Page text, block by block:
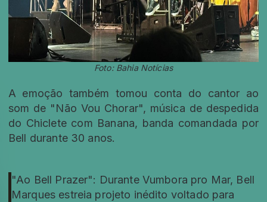
Foto: Bahia Notícias
A emoção também tomou conta do cantor ao
som de "Não Vou Chorar", música de despedida
do Chiclete com Banana, banda comandada por
Bell durante 30 anos.
"Ao Bell Prazer": Durante Vumbora pro Mar, Bell
Marques estreia projeto inédito voltado para